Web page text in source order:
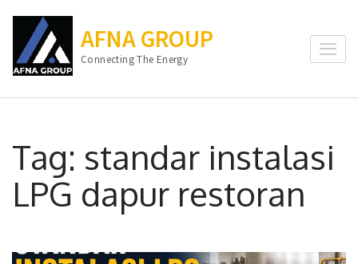
konten
(Tekan
AFNA GROUP
Connecting The Energy
Tag: standar instalasi
LPG dapur restoran